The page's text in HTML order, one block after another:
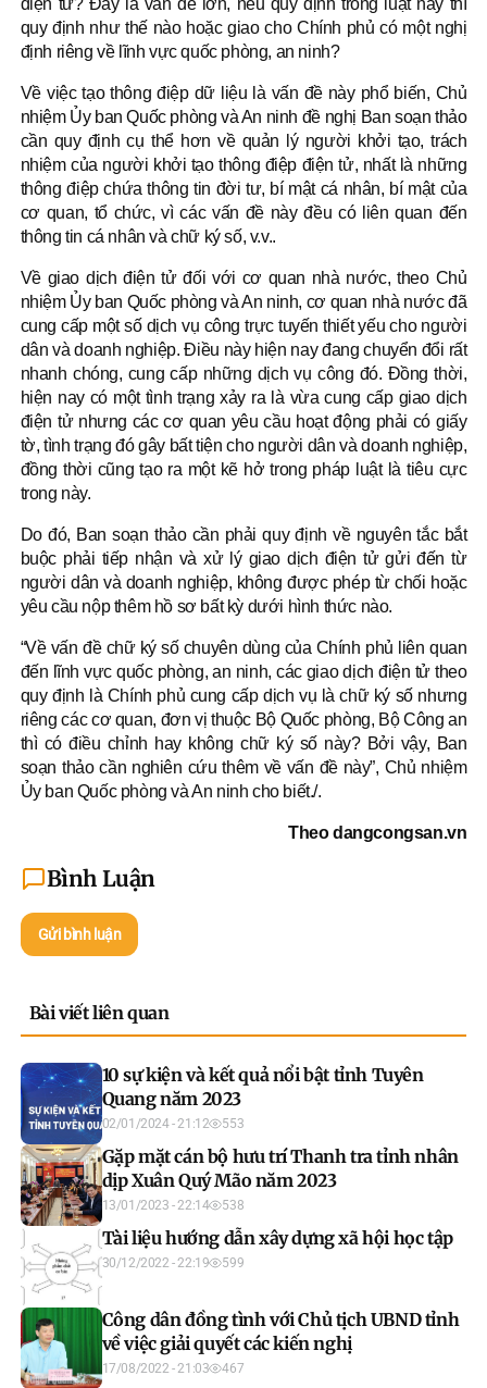
quy định như thế nào hoặc giao cho Chính phủ có một nghị
định riêng về lĩnh vực quốc phòng, an ninh?
Về việc tạo thông điệp dữ liệu là vấn đề này phổ biến, Chủ
nhiệm Ủy ban Quốc phòng và An ninh đề nghị Ban soạn thảo
cần quy định cụ thể hơn về quản lý người khởi tạo, trách
nhiệm của người khởi tạo thông điệp điện tử, nhất là những
thông điệp chứa thông tin đời tư, bí mật cá nhân, bí mật của
cơ quan, tổ chức, vì các vấn đề này đều có liên quan đến
thông tin cá nhân và chữ ký số, v.v..
Về giao dịch điện tử đối với cơ quan nhà nước, theo Chủ
nhiệm Ủy ban Quốc phòng và An ninh, cơ quan nhà nước đã
cung cấp một số dịch vụ công trực tuyến thiết yếu cho người
dân và doanh nghiệp. Điều này hiện nay đang chuyển đổi rất
nhanh chóng, cung cấp những dịch vụ công đó. Đồng thời,
hiện nay có một tình trạng xảy ra là vừa cung cấp giao dịch
điện tử nhưng các cơ quan yêu cầu hoạt động phải có giấy
tờ, tình trạng đó gây bất tiện cho người dân và doanh nghiệp,
đồng thời cũng tạo ra một kẽ hở trong pháp luật là tiêu cực
trong này.
Do đó, Ban soạn thảo cần phải quy định về nguyên tắc bắt
buộc phải tiếp nhận và xử lý giao dịch điện tử gửi đến từ
người dân và doanh nghiệp, không được phép từ chối hoặc
yêu cầu nộp thêm hồ sơ bất kỳ dưới hình thức nào.
“Về vấn đề chữ ký số chuyên dùng của Chính phủ liên quan
đến lĩnh vực quốc phòng, an ninh, các giao dịch điện tử theo
quy định là Chính phủ cung cấp dịch vụ là chữ ký số nhưng
riêng các cơ quan, đơn vị thuộc Bộ Quốc phòng, Bộ Công an
thì có điều chỉnh hay không chữ ký số này? Bởi vậy, Ban
soạn thảo cần nghiên cứu thêm về vấn đề này”, Chủ nhiệm
Ủy ban Quốc phòng và An ninh cho biết./.
Theo dangcongsan.vn
Bình Luận
Gửi bình luận
Bài viết liên quan
10 sự kiện và kết quả nổi bật tỉnh Tuyên
Quang năm 2023
02/01/2024 - 21:12 553
Gặp mặt cán bộ hưu trí Thanh tra tỉnh nhân
dịp Xuân Quý Mão năm 2023
13/01/2023 - 22:14 538
Tài liệu hướng dẫn xây dựng xã hội học tập
30/12/2022 - 22:19 599
Công dân đồng tình với Chủ tịch UBND tỉnh
về việc giải quyết các kiến nghị
17/08/2022 - 21:03 467